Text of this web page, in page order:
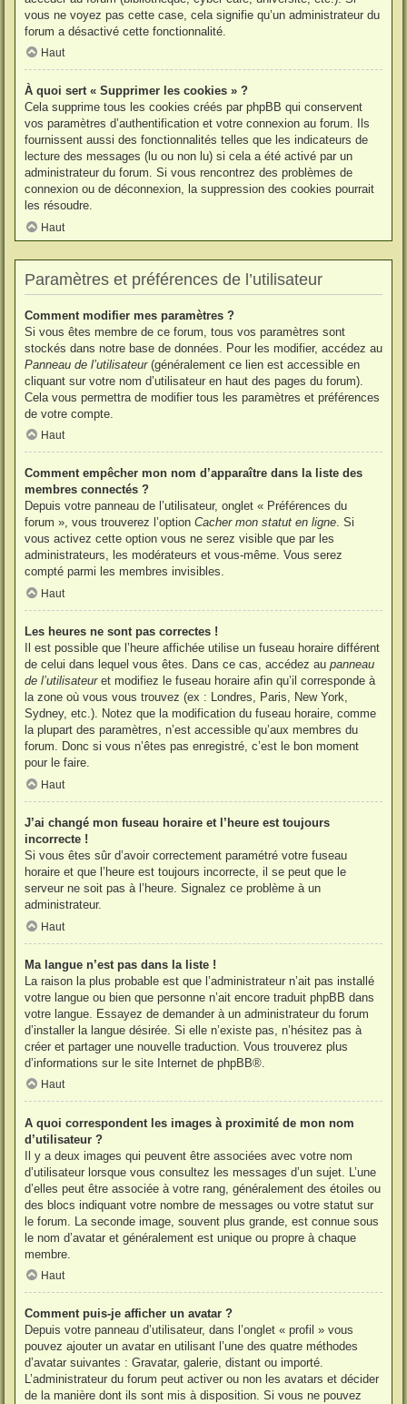
vous ne voyez pas cette case, cela signifie qu’un administrateur du
forum a désactivé cette fonctionnalité.
Haut
À quoi sert « Supprimer les cookies » ?
Cela supprime tous les cookies créés par phpBB qui conservent
vos paramètres d’authentification et votre connexion au forum. Ils
fournissent aussi des fonctionnalités telles que les indicateurs de
lecture des messages (lu ou non lu) si cela a été activé par un
administrateur du forum. Si vous rencontrez des problèmes de
connexion ou de déconnexion, la suppression des cookies pourrait
les résoudre.
Haut
Paramètres et préférences de l’utilisateur
Comment modifier mes paramètres ?
Si vous êtes membre de ce forum, tous vos paramètres sont
stockés dans notre base de données. Pour les modifier, accédez au
Panneau de l’utilisateur(généralement ce lien est accessible en
cliquant sur votre nom d’utilisateur en haut des pages du forum).
Cela vous permettra de modifier tous les paramètres et préférences
de votre compte.
Haut
Comment empêcher mon nom d’apparaître dans la liste des
membres connectés ?
Depuis votre panneau de l’utilisateur, onglet « Préférences du
forum », vous trouverez l’option Cacher mon statut en ligne. Si
vous activez cette option vous ne serez visible que par les
administrateurs, les modérateurs et vous-même. Vous serez
compté parmi les membres invisibles.
Haut
Les heures ne sont pas correctes !
Il est possible que l’heure affichée utilise un fuseau horaire différent
de celui dans lequel vous êtes. Dans ce cas, accédez au panneau
de l’utilisateuret modifiez le fuseau horaire afin qu’il corresponde à
la zone où vous vous trouvez (ex : Londres, Paris, New York,
Sydney, etc.). Notez que la modification du fuseau horaire, comme
la plupart des paramètres, n’est accessible qu’aux membres du
forum. Donc si vous n’êtes pas enregistré, c’est le bon moment
pour le faire.
Haut
J’ai changé mon fuseau horaire et l’heure est toujours
incorrecte !
Si vous êtes sûr d’avoir correctement paramétré votre fuseau
horaire et que l’heure est toujours incorrecte, il se peut que le
serveur ne soit pas à l’heure. Signalez ce problème à un
administrateur.
Haut
Ma langue n’est pas dans la liste !
La raison la plus probable est que l’administrateur n’ait pas installé
votre langue ou bien que personne n’ait encore traduit phpBB dans
votre langue. Essayez de demander à un administrateur du forum
d’installer la langue désirée. Si elle n’existe pas, n’hésitez pas à
créer et partager une nouvelle traduction. Vous trouverez plus
d’informations sur le site Internet de phpBB®.
Haut
A quoi correspondent les images à proximité de mon nom
d’utilisateur ?
Il y a deux images qui peuvent être associées avec votre nom
d’utilisateur lorsque vous consultez les messages d’un sujet. L’une
d’elles peut être associée à votre rang, généralement des étoiles ou
des blocs indiquant votre nombre de messages ou votre statut sur
le forum. La seconde image, souvent plus grande, est connue sous
le nom d’avatar et généralement est unique ou propre à chaque
membre.
Haut
Comment puis-je afficher un avatar ?
Depuis votre panneau d’utilisateur, dans l’onglet « profil » vous
pouvez ajouter un avatar en utilisant l’une des quatre méthodes
d’avatar suivantes : Gravatar, galerie, distant ou importé.
L’administrateur du forum peut activer ou non les avatars et décider
de la manière dont ils sont mis à disposition. Si vous ne pouvez